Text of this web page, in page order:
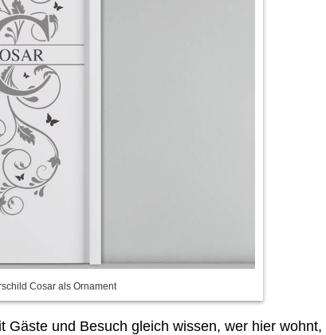
Cosar als Ornament
und Besuch gleich wissen, wer hier